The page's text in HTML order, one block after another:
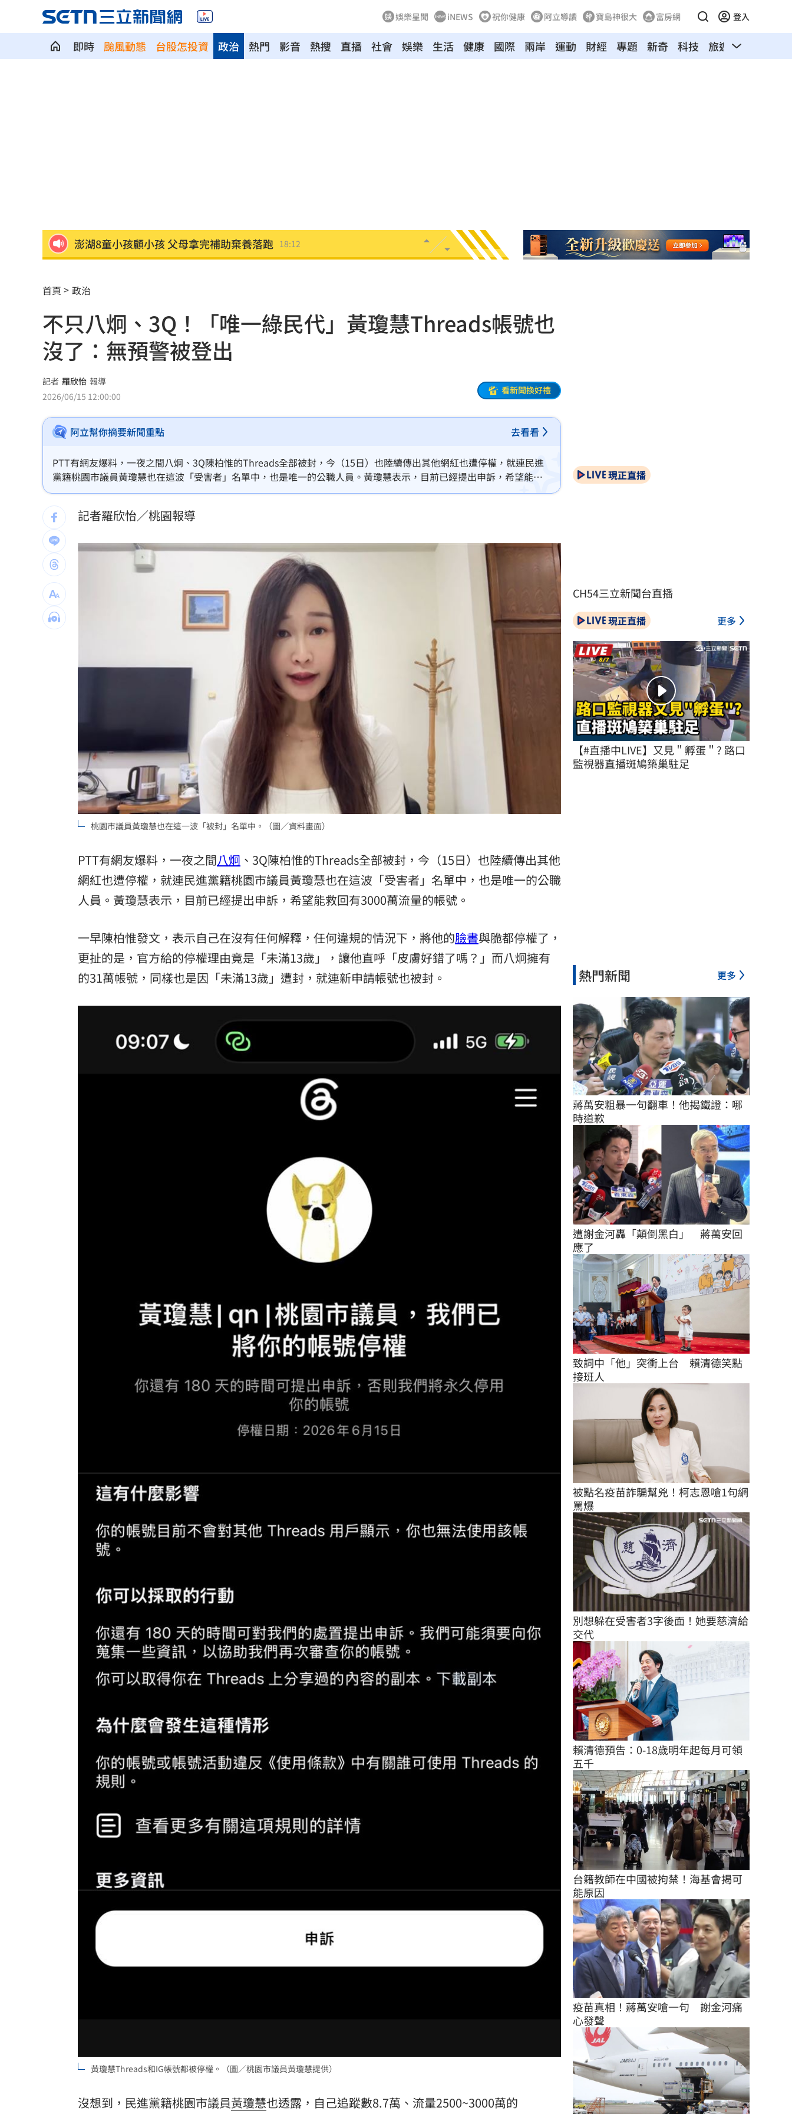
娛樂星聞 iNEWS 祝你健康 阿立導讀 寶島神很大 富房網 登入
即時 颱風動態 台股怎投資 熱門 影音 熱搜 直播
政治 社會 娛樂 生活 健康 國際 兩岸 運動 財經 專題 新奇 科技 旅遊 汽車
澎湖8童小孩顧小孩 父母拿完補助棄養落跑 18:12
健保砸11.5億增90項手術給付 估9月上路
葉總讚各隊洋將 聞阿部雄大被註銷好吃驚 18:07
粉專謾罵林襄假女、89妹 新北男罰9千元
淡水現「龍捲風」眾人嚇壞！氣象署揭真相
影帝親密照遭外流 與男密友臉貼臉又索吻
美法院裁定白宮宴會廳停工 川普誓言上訴
NCC空窗 政院擬授權單位決行藍牙等業務 17:49
OpenAI新模型恐具資安能力 收緊研發管控
再點慈濟內部信疑點！學者：高層嚴重失職 17:45
美伊戰火沙土巴3國簽防禦協定 盤算曝 17:41
NBA灰熊前鋒克拉克死因出爐：毒品意外 17:36
健保砸68.8億元！「這福利」最快9月上路 17:36
15:27
三立iNEWS新聞台線上直播
商場戰國來臨 台中「頂奢大道」逐漸成形 12:00
台彩父親節推新刮刮樂千萬頭獎超「爸」氣
「拍片人的多重宇宙」職涯論壇9/12登場！ 10:30
8國球員齊聚高雄 Formosa 7s掀足球熱潮 10:00
首頁 政治
不只八炯、3Q！「唯一綠民代」黃瓊慧Threads帳號也
沒了：無預警被登出
記者 羅欣怡 報導
2026/06/15 12:00:00
看新聞換好禮
阿立幫你摘要新聞重點 去看看
PTT有網友爆料，一夜之間八炯、3Q陳柏惟的Threads全部被封，今（15日）也陸續傳出其他網紅也遭停權，就連民進
黨籍桃園市議員黃瓊慧也在這波「受害者」名單中，也是唯一的公職人員。黃瓊慧表示，目前已經提出申訴，希望能救
回有3000萬流量的帳號。
記者羅欣怡／桃園報導
桃園市議員黃瓊慧也在這一波「被封」名單中。（圖／資料畫面）
PTT有網友爆料，一夜之間八炯 、3Q陳柏惟的Threads全部被封，今（15日）也陸續傳出其他
網紅也遭停權，就連民進黨籍桃園市議員黃瓊慧也在這波「受害者」名單中，也是唯一的公職
人員。黃瓊慧表示，目前已經提出申訴，希望能救回有3000萬流量的帳號。
一早陳柏惟發文，表示自己在沒有任何解釋，任何違規的情況下，將他的臉書與脆都停權了，
更扯的是，官方給的停權理由竟是「未滿13歲」，讓他直呼「皮膚好錯了嗎？」而八炯擁有
的31萬帳號，同樣也是因「未滿13歲」遭封，就連新申請帳號也被封。
黃瓊慧Threads和IG帳號都被停權。（圖／桃園市議員黃瓊慧提供）
沒想到，民進黨籍桃園市議員黃瓊慧也透露，自己追蹤數8.7萬、流量2500~3000萬的
現正直播
CH54三立新聞台直播
現正直播 更多
【#直播中LIVE】又見＂孵蛋＂? 路口
監視器直播斑鳩築巢駐足
熱門新聞 更多
蔣萬安粗暴一句翻車！他揭鐵證：哪
時道歉
遭謝金河轟「顛倒黑白」　蔣萬安回
應了
致詞中「他」突衝上台　賴清德笑點
接班人
被點名疫苗詐騙幫兇！柯志恩嗆1句網
罵爆
別想躲在受害者3字後面！她要慈濟給
交代
賴清德預告：0-18歲明年起每月可領
五千
台籍教師在中國被拘禁！海基會揭可
能原因
疫苗真相！蔣萬安嗆一句　謝金河痛
心發聲